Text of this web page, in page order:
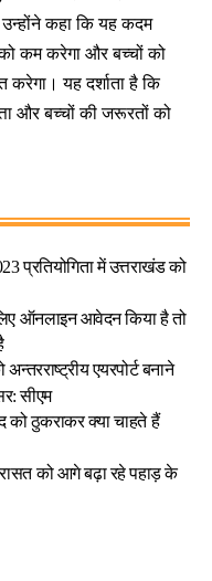
उन्होंने कहा कि यह कदम
कम करेगा और बच्चों को
करेगा। यह दर्शाता है कि
और बच्चों की जरूरतों को
प्रतियोगिता में उत्तराखंड को
ऑनलाइन आवेदन किया है तो
एयरपोर्ट बनाने
सीएम
को ठुकराकर क्या चाहते हैं
को आगे बढ़ा रहे पहाड़ के